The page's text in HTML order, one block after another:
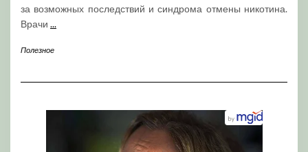
за возможных последствий и синдрома отмены никотина.
Врачи ...
Полезное